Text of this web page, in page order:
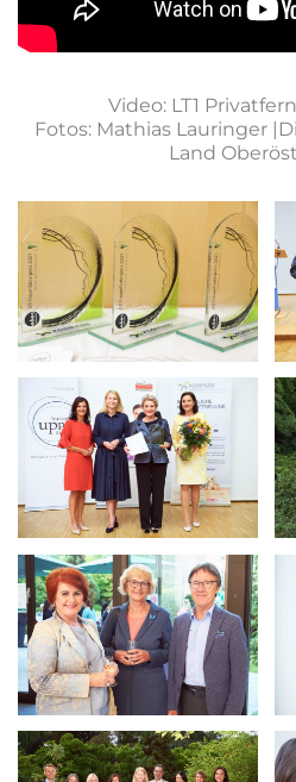
Video: LT1
Fotos: Mathias Lauringer
Land